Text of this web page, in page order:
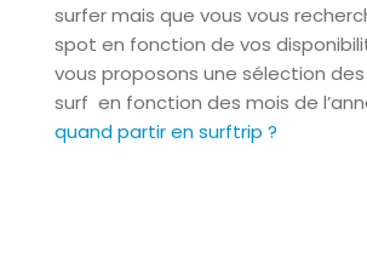
surfer mais que vous vous
spot en fonction de vos
vous proposons une sélection
surf en fonction des mois de
quand partir en surftrip ?